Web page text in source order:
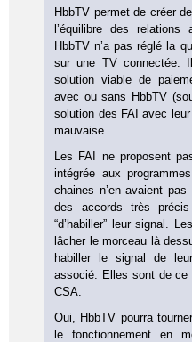
HbbTV permet de créer
l’équilibre des
HbbTV n’a pas réglé la
sur une TV connectée. Il
solution viable de
avec ou sans HbbTV
solution des FAI avec
mauvaise.
Les FAI ne proposent
intégrée aux
chaines n’en avaient
des accords très
“d’habiller” leur signal.
lâcher le morceau là
habiller le signal de
associé. Elles sont de ce
CSA.
Oui, HbbTV pourra
le fonctionnement en